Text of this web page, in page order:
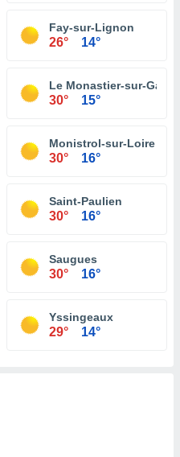
Fay-sur-Lignon
26° 14°
Le Monastier-sur-
30° 15°
Monistrol-sur-Loire
30° 16°
Saint-Paulien
30° 16°
Saugues
30° 16°
Yssingeaux
29° 14°